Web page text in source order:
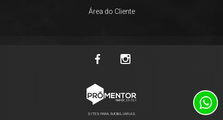
Área do Cliente
SITES PARA IMOBILIÁRIAS